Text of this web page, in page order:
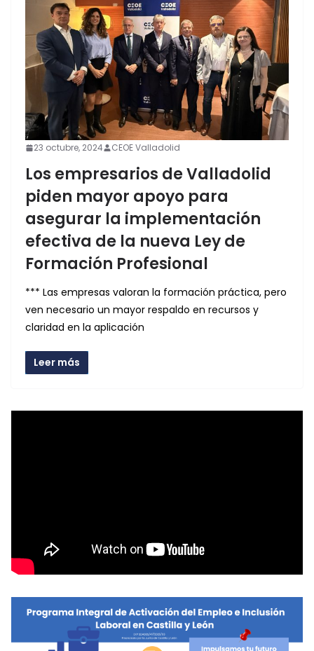
23 octubre, 2024 CEOE Valladolid
Los empresarios de Valladolid
piden mayor apoyo para
asegurar la implementación
efectiva de la nueva Ley de
Formación Profesional
*** Las empresas valoran la formación práctica, pero
ven necesario un mayor respaldo en recursos y
claridad en la aplicación
Leer más